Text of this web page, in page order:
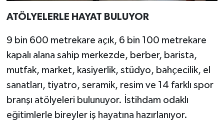
ATÖLYELERLE HAYAT BULUYOR
9 bin 600 metrekare açık, 6 bin 100 metrekare
kapalı alana sahip merkezde, berber, barista,
mutfak, market, kasiyerlik, stüdyo, bahçecilik, el
sanatları, tiyatro, seramik, resim ve 14 farklı spor
branşı atölyeleri bulunuyor. İstihdam odaklı
eğitimlerle bireyler iş hayatına hazırlanıyor.